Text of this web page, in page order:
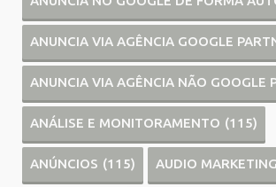
ANUNCIA VIA AGÊNCIA GOOGLE
ANUNCIA VIA AGÊNCIA NÃO GOOGLE
ANÁLISE E MONITORAMENTO (115)
ANÚNCIOS (115) AUDIO MARKETING